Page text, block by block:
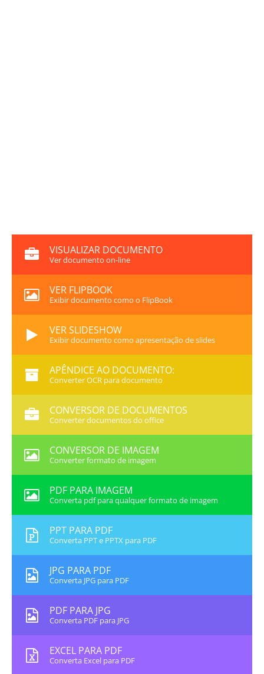
VISUALIZAR DOCUMENTO
Ver documento on-line
VER FLIPBOOK
Exibir documento como o FlipBook
VER SLIDESHOW
Exibir documento como apresentação de slides
APÊNDICE AO DOCUMENTO:
Converter OCR para documento
CONVERSOR DE DOCUMENTOS
Converter documentos do office
CONVERSOR DE IMAGEM
Converter formato de imagem
PDF PARA IMAGEM
Converta pdf para qualquer formato de imagem
PPT PARA PDF
Converta PPT e PPTX para PDF
JPG PARA PDF
Converta JPG para PDF
PDF PARA JPG
Converta PDF para JPG
EXCEL PARA PDF
Converta Excel para PDF